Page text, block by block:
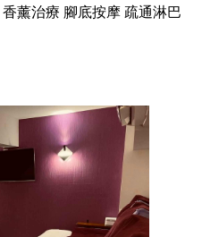
香薰治療 腳底按摩疏通淋巴